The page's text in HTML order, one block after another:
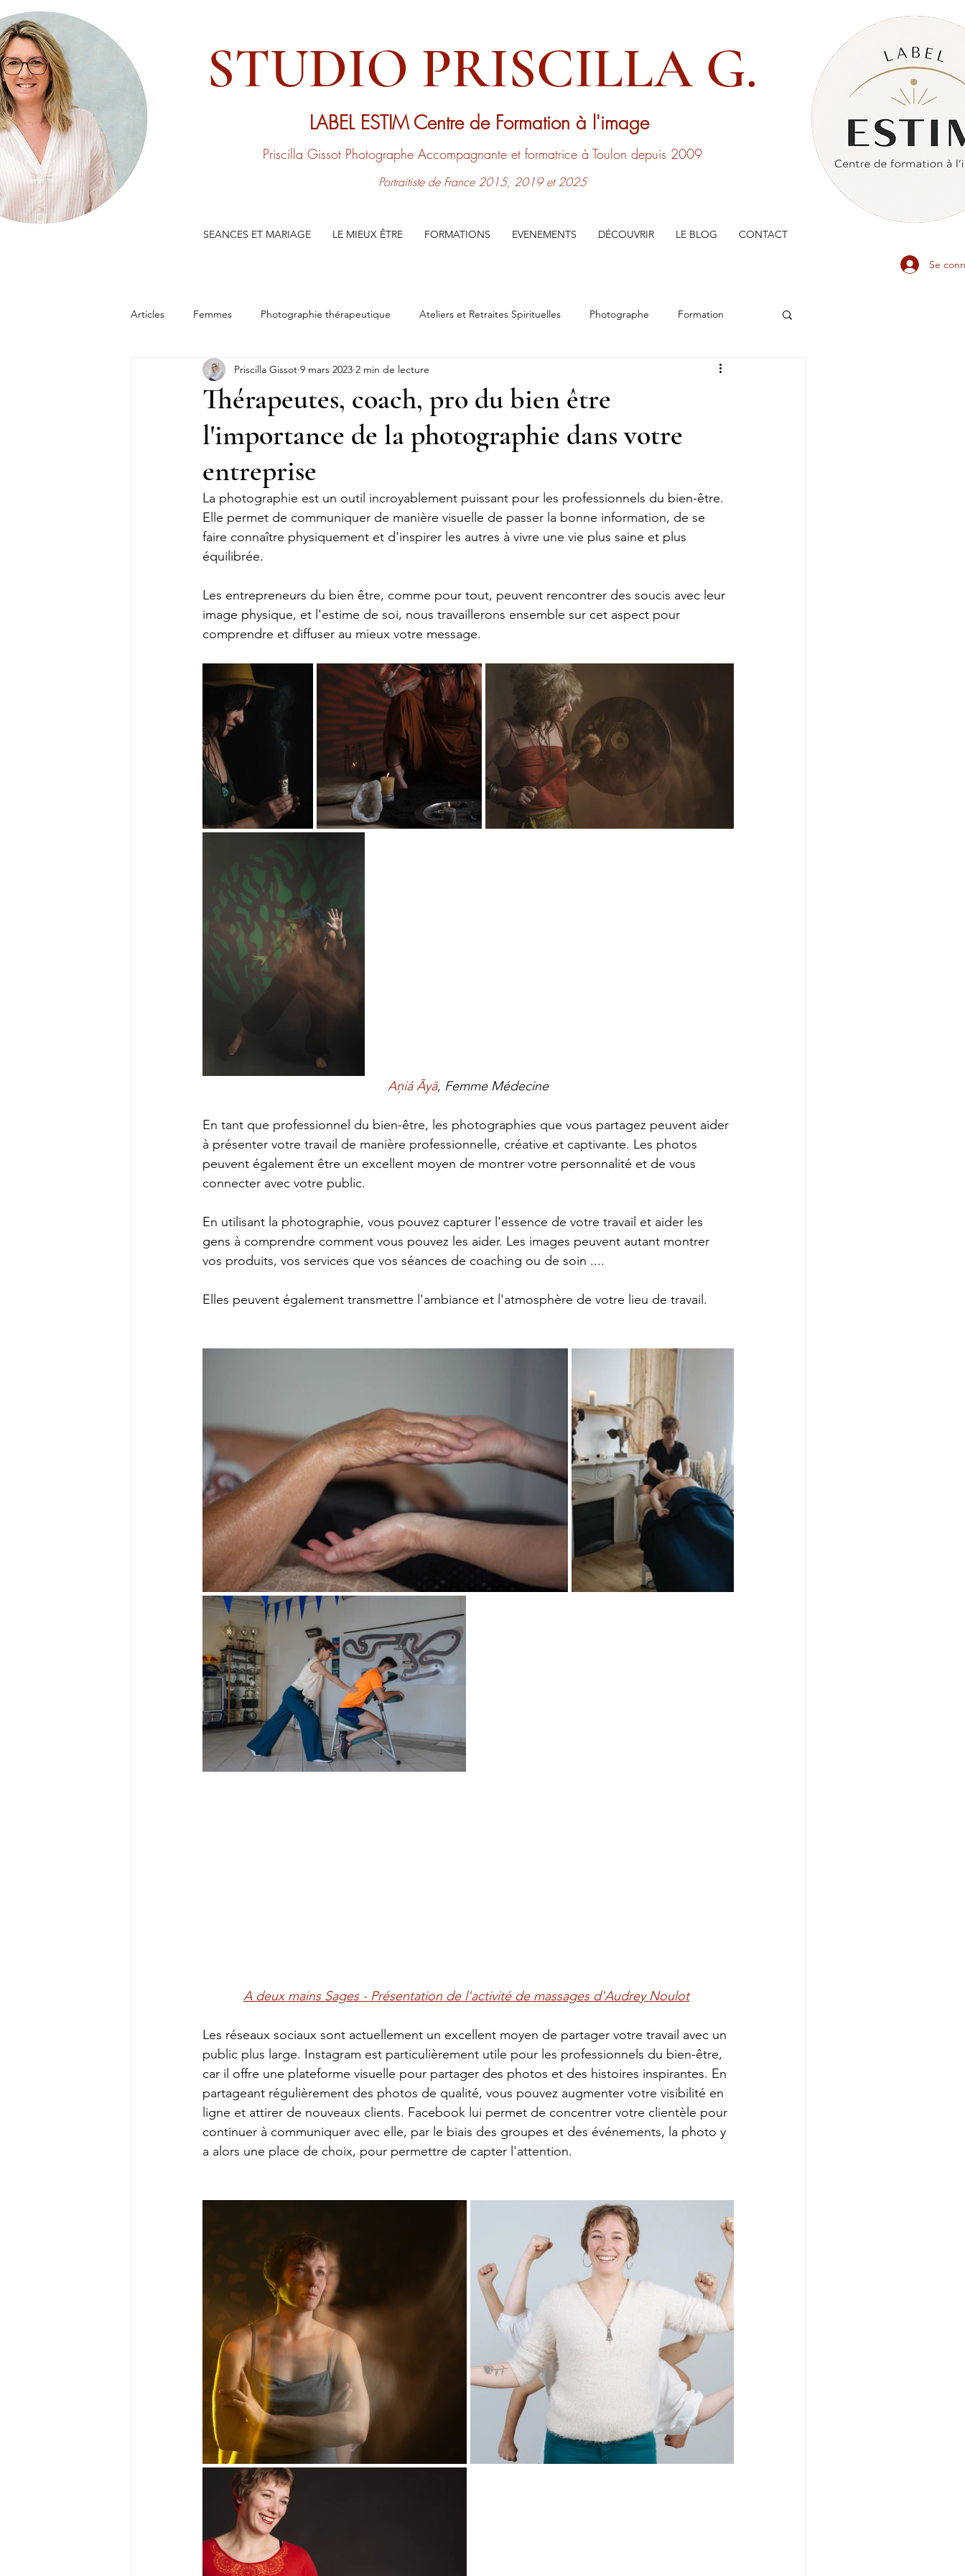
STUDIO PRISCILLA G.
LABEL ESTIMCentre de Formation à l'image
Priscilla Gissot Photographe Accompagnanteet formatrice à Toulon depuis 2009
Portraitiste de France 2015, 2019 et 2025
Se
SEANCES ET MARIAGE LE MIEUX ÊTRE FORMATIONS EVENEMENTS DÉCOUVRIR LE BLOG CONTACT
Articles Femmes Photographie thérapeutique Ateliers et Retraites Spirituelles Photographe Formation
Témoignages Pensées Studio Photo Famille
Accompagnements
Thérapeutes, coach, pro du bien être
l'importance de la photographie dans votre
entreprise
Priscilla Gissot 9 mars 2023 2 min de lecture
La photographie est un outil incroyablement puissant pour les professionnels du bien-être.
Elle permet de communiquer de manière visuelle de passer la bonne information, de se
faire connaître physiquement et d'inspirer les autres à vivre une vie plus saine et plus
équilibrée.
Les entrepreneurs du bien être, comme pour tout, peuvent rencontrer des soucis avec leur
image physique, et l'estime de soi, nous travaillerons ensemble sur cet aspect pour
comprendre et diffuser au mieux votre message.
Aņiá Ãyā, Femme Médecine
En tant que professionnel du bien-être, les photographies que vous partagez peuvent aider
à présenter votre travail de manière professionnelle, créative et captivante. Les photos
peuvent également être un excellent moyen de montrer votre personnalité et de vous
connecter avec votre public.
En utilisant la photographie, vous pouvez capturer l'essence de votre travail et aider les
gens à comprendre comment vous pouvez les aider. Les images peuvent autant montrer
vos produits, vos services que vos séances de coaching ou de soin ....
Elles peuvent également transmettre l'ambiance et l'atmosphère de votre lieu de travail.
A deux mains Sages - Présentation de l'activité de massages d'Audrey Noulot
Les réseaux sociaux sont actuellement un excellent moyen de partager votre travail avec un
public plus large. Instagram est particulièrement utile pour les professionnels du bien-être,
car il offre une plateforme visuelle pour partager des photos et des histoires inspirantes. En
partageant régulièrement des photos de qualité, vous pouvez augmenter votre visibilité en
ligne et attirer de nouveaux clients. Facebook lui permet de concentrer votre clientèle pour
continuer à communiquer avec elle, par le biais des groupes et des événements, la photo y
a alors une place de choix, pour permettre de capter l'attention.